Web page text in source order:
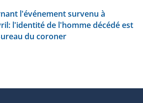
l'événement survenu à
l'identité de l'homme décédé est
du coroner